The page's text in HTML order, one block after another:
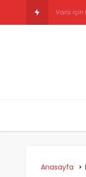
Aile İçi
Anasayfa